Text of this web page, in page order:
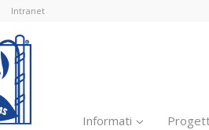
Intranet
Informati